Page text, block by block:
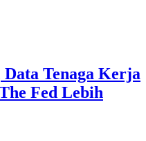
Data Tenaga Kerja
Fed Lebih